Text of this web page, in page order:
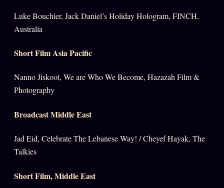
Luke Bouchier, Jack Daniel’s Holiday Hologram, FINCH,
Australia
Short Film Asia Pacific
Nanno Jiskoot, We are Who We Become, Hazazah Film &
Photography
Broadcast Middle East
Jad Eid, Celebrate The Lebanese Way! / Cheyef Hayak, The
Talkies
Short Film, Middle East